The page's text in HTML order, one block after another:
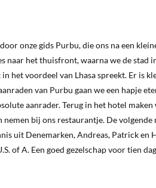
onze gids Purbu, die ons na een
naar het thuisfront, waarna we de stad
het voordeel van Lhasa spreekt. Er is
van Purbu gaan we een hapje
aanrader. Terug in het hotel
nemen bij ons restaurantje. De
uit Denemarken, Andreas, Patrick
of A. Een goed gezelschap voor tien